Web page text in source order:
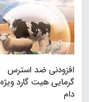
افزودنی ضد استرس
گرمایی هیت گارد ویژه
دام